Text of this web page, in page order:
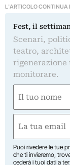
L'ARTICOLO CONTINUA
Fest, il
Scenari,
teatro,
rigenerazione
monitorare.
(Required)
First
(Required)
Puoi rivedere le tue
che ti invieremo,
cederà i tuoi dati a